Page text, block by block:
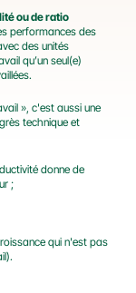
ou de ratio
performances des
des unités
qu’un seul(e)
», c'est aussi une
technique et
donne de
;
qui n'est pas